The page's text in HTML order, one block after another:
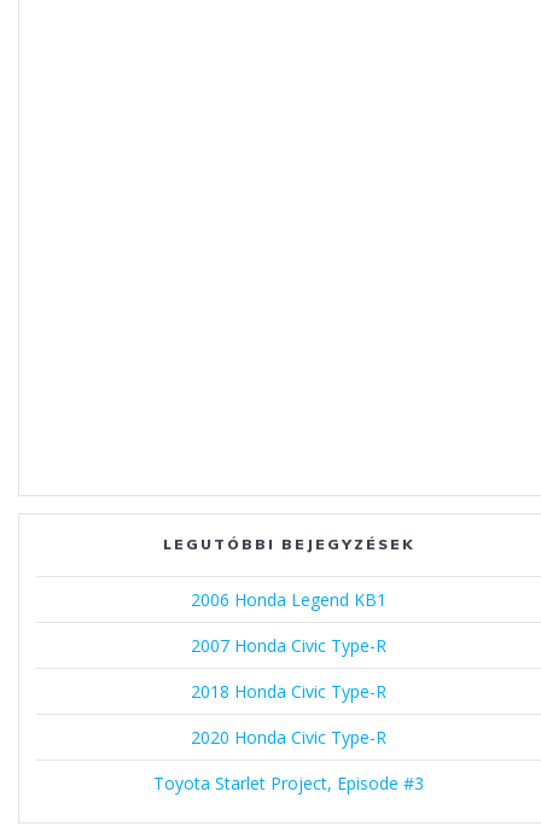
LEGUTÓBBI BEJEGYZÉSEK
2006 Honda Legend KB1
2007 Honda Civic Type-R
2018 Honda Civic Type-R
2020 Honda Civic Type-R
Toyota Starlet Project, Episode #3